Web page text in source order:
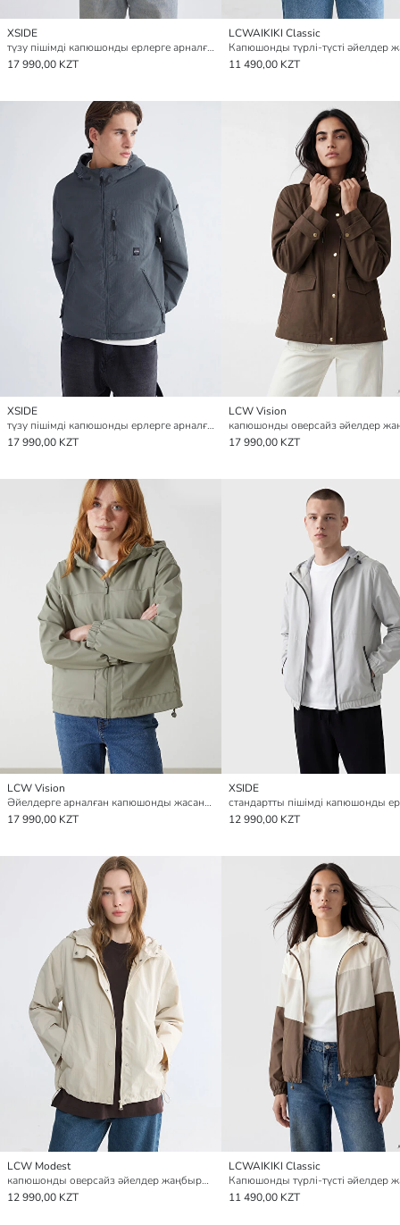
XSIDE
түзу пішімді капюшонды ерлерге арналған жаңбыр жамылғысы
17 990,00 KZT
LCWAIKIKI Classic
11 490,00 KZT
XSIDE
түзу пішімді капюшонды ерлерге арналған жаңбыр жамылғысы
17 990,00 KZT
LCW Vision
17 990,00 KZT
LCW Vision
Әйелдерге арналған капюшонды жасанды былғары жаңбырға арналған күрте
17 990,00 KZT
XSIDE
12 990,00 KZT
LCW Modest
капюшонды оверсайз әйелдер жаңбырдан қорғайтын жамылғы
12 990,00 KZT
LCWAIKIKI Classic
11 490,00 KZT